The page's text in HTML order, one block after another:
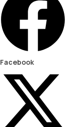
Facebook